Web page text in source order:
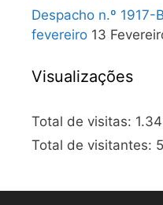
Despacho n.º
fevereiro 13
Visualizações
Total de visitas:
Total de visitantes: